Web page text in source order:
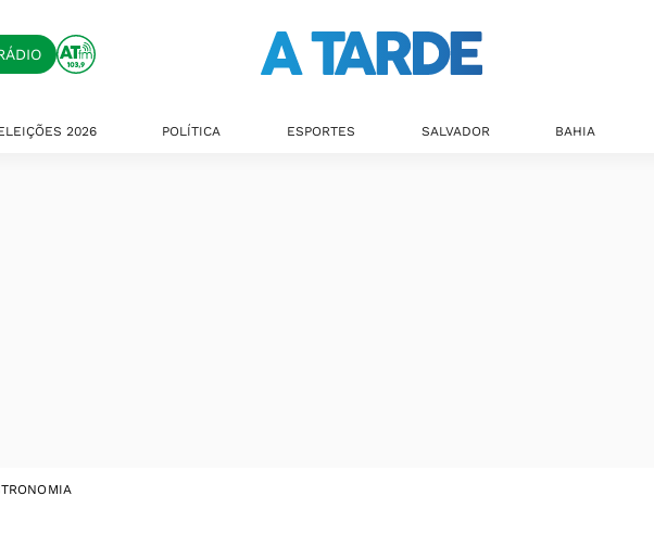
2026 POLÍTICA ESPORTES SALVADOR BAHIA